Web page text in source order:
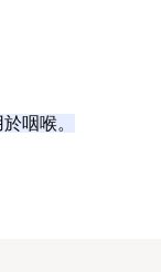
咽喉。